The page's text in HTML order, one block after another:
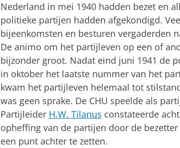
Nederland in mei 1940 hadden bezet en
politieke partijen hadden afgekondigd.
bijeenkomsten en besturen vergaderden
De animo om het partijleven op een of
bijzonder groot. Nadat eind juni 1941 de
in oktober het laatste nummer van het
kwam het partijleven helemaal tot
was geen sprake. De CHU speelde als
Partijleider H.W. Tilanus constateerde
opheffing van de partijen door de
een punt achter te zetten.